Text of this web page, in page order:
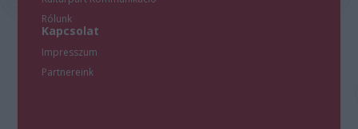
Rólunk
Kapcsolat
Impresszum
Partnereink